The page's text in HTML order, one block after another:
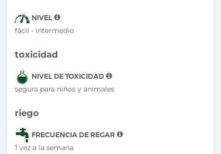
NIVEL
fácil - intermedio
toxicidad
NIVEL DE TOXICIDAD
segura para niños y animales
riego
FRECUENCIA DE REGAR
1 vez a la semana